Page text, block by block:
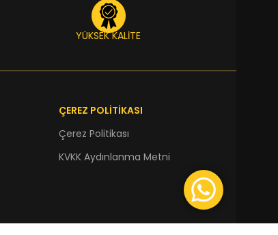
YÜKSEK KALİTE
ÇEREZ POLİTİKASI
Çerez Politikası
KVKK Aydınlanma Metni